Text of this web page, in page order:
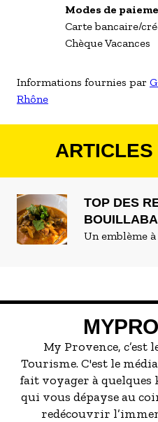
Modes de
Carte bancaire/
Chèque Vacances
Informations fournies par
Rhône
TOP DES
Un emblème
est LE plat
peut
servir la
My Provence, c’est
Tourisme. C'est le
fait voyager à quelques
qui vous dépayse au
redécouvrir